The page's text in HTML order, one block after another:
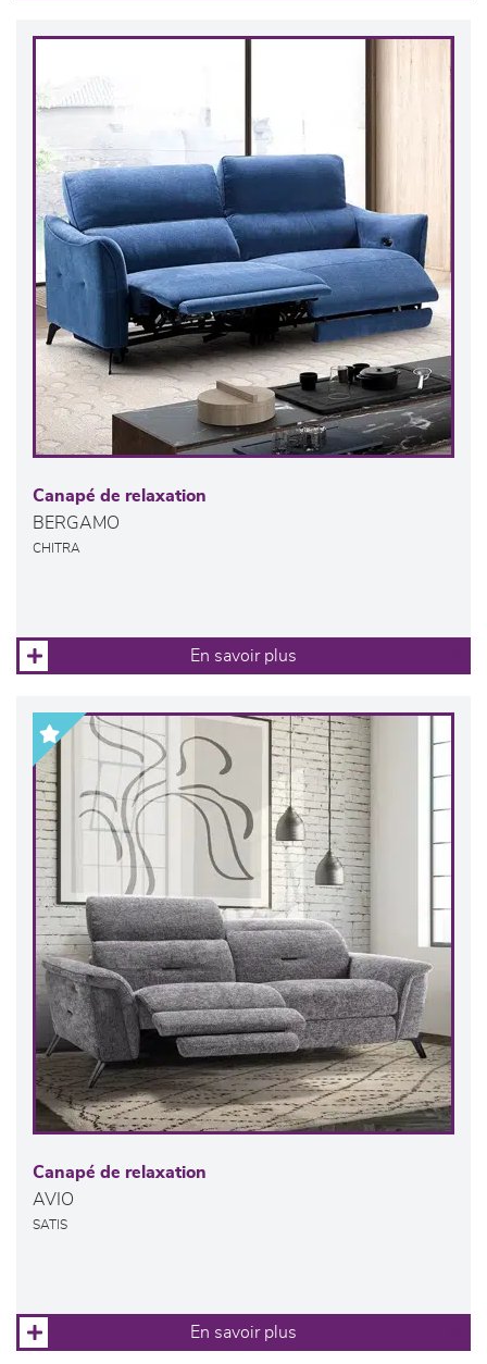
Canapé de relaxation
BERGAMO
CHITRA
En savoir plus
Canapé de relaxation
AVIO
SATIS
En savoir plus